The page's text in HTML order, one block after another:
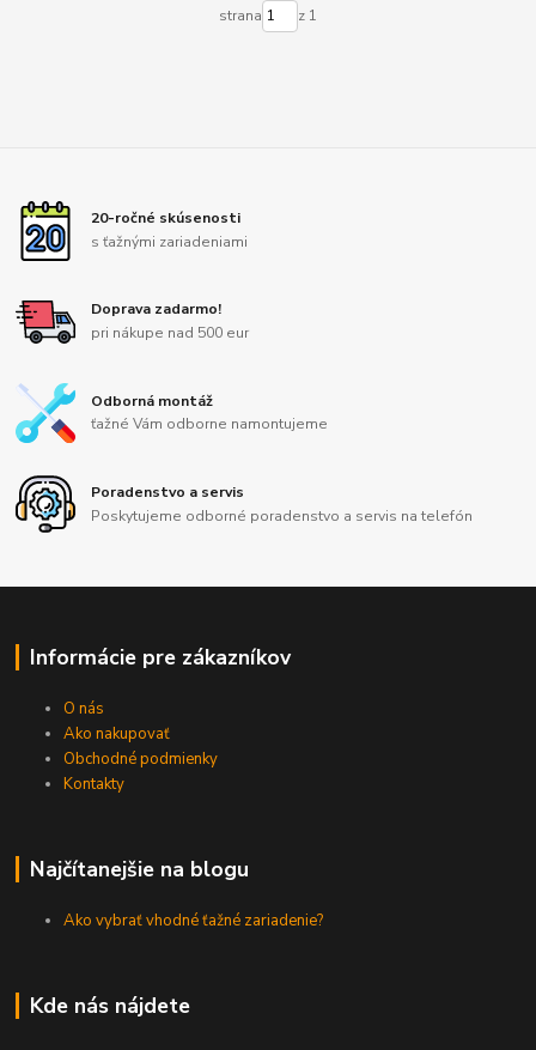
strana z 1
20-ročné skúsenosti
s ťažnými zariadeniami
Doprava zadarmo!
pri nákupe nad 500 eur
Odborná montáž
ťažné Vám odborne namontujeme
Poradenstvo a servis
Poskytujeme odborné poradenstvo a servis na telefón
Informácie pre zákazníkov
O nás
Ako nakupovať
Obchodné podmienky
Kontakty
Najčítanejšie na blogu
Ako vybrať vhodné ťažné zariadenie?
Kde nás nájdete